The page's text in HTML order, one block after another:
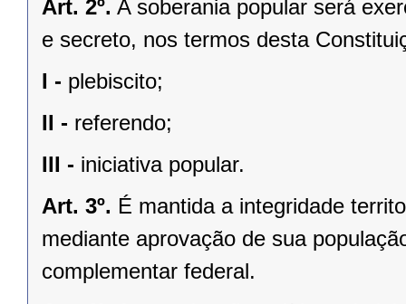
Art. 2º. A soberania popular será
e secreto, nos termos desta
I - plebiscito;
II - referendo;
III - iniciativa popular.
Art. 3º. É mantida a integridade
mediante aprovação de sua
complementar federal.